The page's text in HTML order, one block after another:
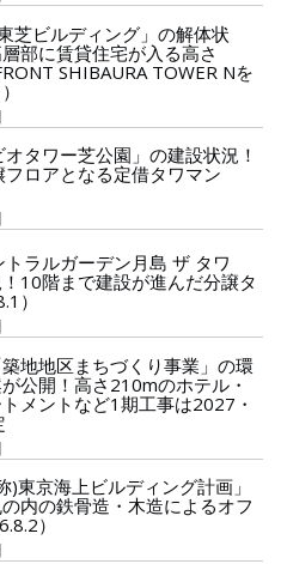
芝ビルディング」の解体状
部に賃貸住宅が入る高さ
SHIBAURA TOWER Nを
タワー芝公園」の建設状況！
ロアとなる定借タワマン
ラルガーデン月島 ザ タワ
10階まで建設が進んだ分譲タ
）
地地区まちづくり事業」の環
公開！高さ210mのホテル・
メントなど1期工事は2027・
)東京海上ビルディング計画」
内の鉄骨造・木造によるオフ
）